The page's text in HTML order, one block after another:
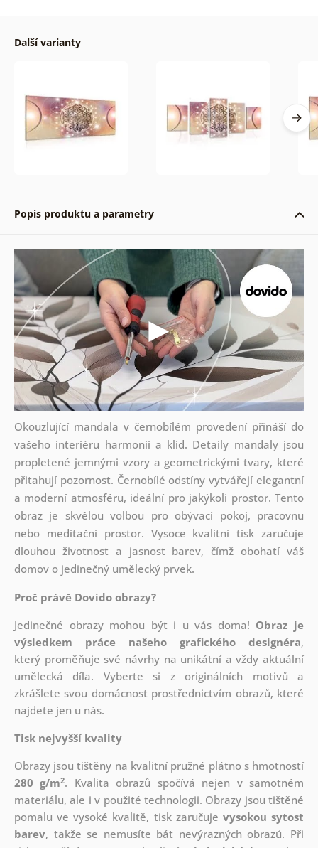
Další varianty
Popis produktu a parametry
Okouzlující mandala v černobílém provedení přináší do
vašeho interiéru harmonii a klid. Detaily mandaly jsou
propletené jemnými vzory a geometrickými tvary, které
přitahují pozornost. Černobílé odstíny vytvářejí elegantní
a moderní atmosféru, ideální pro jakýkoli prostor. Tento
obraz je skvělou volbou pro obývací pokoj, pracovnu
nebo meditační prostor. Vysoce kvalitní tisk zaručuje
dlouhou životnost a jasnost barev, čímž obohatí váš
domov o jedinečný umělecký prvek.
Proč právě Dovido obrazy?
Jedinečné obrazy mohou být i u vás doma! Obraz je
výsledkem práce našeho grafického designéra,
který proměňuje své návrhy na unikátní a vždy aktuální
umělecká díla. Vyberte si z originálních motivů a
zkrášlete svou domácnost prostřednictvím obrazů, které
najdete jen u nás.
Tisk nejvyšší kvality
Obrazy jsou tištěny na kvalitní pružné plátno s hmotností
280 g/m2. Kvalita obrazů spočívá nejen v samotném
materiálu, ale i v použité technologii. Obrazy jsou tištěné
pomalu ve vysoké kvalitě, tisk zaručuje vysokou sytost
barev, takže se nemusíte bát nevýrazných obrazů. Při